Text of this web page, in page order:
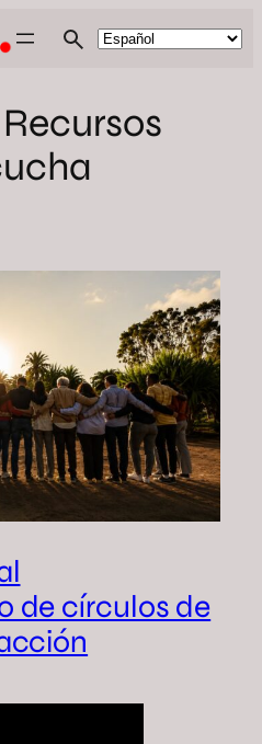
Recursos
de círculos de